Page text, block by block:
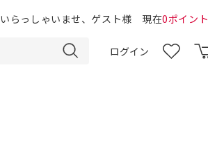
いらっしゃいませ、ゲスト様 現在0ポイント
ログイン